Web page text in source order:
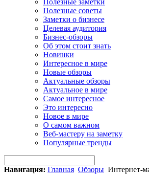
Полезные советы
Заметки о бизнесе
Целевая аудитория
Бизнес-обзоры
Об этом стоит знать
Новинки
Интересное в мире
Новые обзоры
Актуальные обзоры
Актуальное в мире
Самое интересное
Это интересно
Новое в мире
О самом важном
Веб-мастеру на заметку
Популярные тренды
Навигация: Главная Обзоры Интернет-